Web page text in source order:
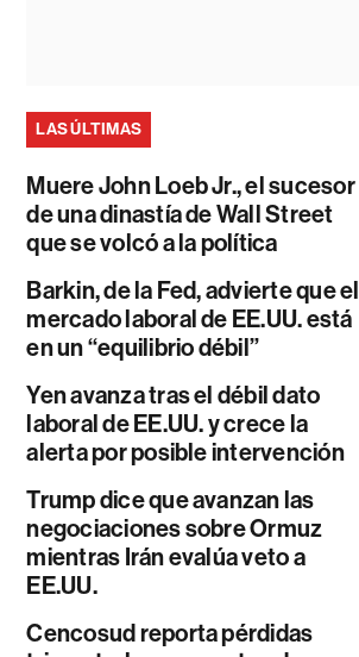
LAS ÚLTIMAS
Muere John Loeb Jr., el sucesor
de una dinastía de Wall Street
que se volcó a la política
Barkin, de la Fed, advierte que el
mercado laboral de EE.UU. está
en un “equilibrio débil”
Yen avanza tras el débil dato
laboral de EE.UU. y crece la
alerta por posible intervención
Trump dice que avanzan las
negociaciones sobre Ormuz
mientras Irán evalúa veto a
EE.UU.
Cencosud reporta pérdidas